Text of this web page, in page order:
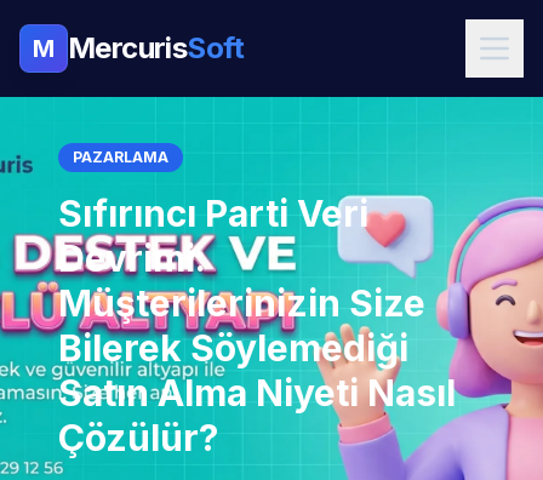
M MercurisSoft
PAZARLAMA
Sıfırıncı Parti Veri
Devrimi:
Müşterilerinizin Size
Bilerek Söylemediği
Satın Alma Niyeti Nasıl
Çözülür?